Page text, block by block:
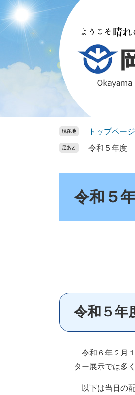
ー
ジ
ニ
ュ
現在地 トップページ
足あと 令和５年度
令和５
令和５年
令和６年２月
ター展示では多
以下は当日の配